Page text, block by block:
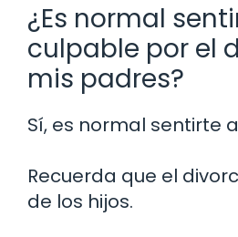
¿Es normal
culpable por el
mis padres?
Sí, es normal sentirte
Recuerda que el
de los hijos.